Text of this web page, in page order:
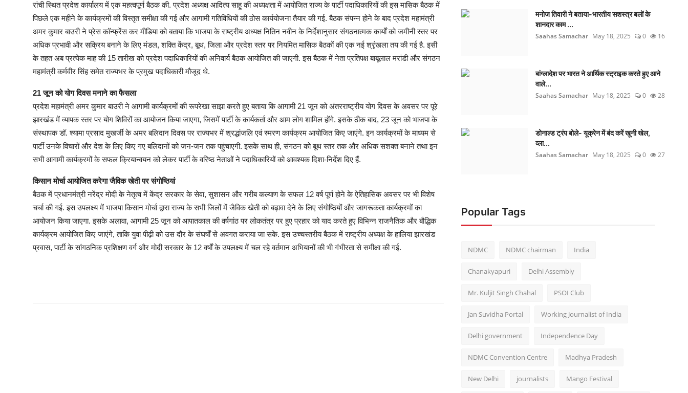
रांची स्थित प्रदेश कार्यालय में एक महत्वपूर्ण बैठक की. प्रदेश अध्यक्ष आदित्य साहू की अध्यक्षता में आयोजित राज्य के पार्टी पदाधिकारियों की इस मासिक बैठक में
पिछले एक महीने के कार्यक्रमों की विस्तृत समीक्षा की गई और आगामी गतिविधियों की ठोस कार्ययोजना तैयार की गई. बैठक संपन्न होने के बाद प्रदेश महामंत्री
अमर कुमार बाउरी ने प्रेस कॉन्फ्रेंस कर मीडिया को बताया कि भाजपा के राष्ट्रीय अध्यक्ष नितिन नवीन के निर्देशानुसार संगठनात्मक कार्यों को जमीनी स्तर पर
अधिक प्रभावी और सक्रिय बनाने के लिए मंडल, शक्ति केंद्र, बूथ, जिला और प्रदेश स्तर पर नियमित मासिक बैठकों की एक नई श्रृंखला तय की गई है. इसी
के तहत अब प्रत्येक माह की 15 तारीख को प्रदेश पदाधिकारियों की अनिवार्य बैठक आयोजित की जाएगी. इस बैठक में नेता प्रतिपक्ष बाबूलाल मरांडी और संगठन
महामंत्री कर्मवीर सिंह समेत राज्यभर के प्रमुख पदाधिकारी मौजूद थे.
21 जून को योग दिवस मनाने का फैसला
प्रदेश महामंत्री अमर कुमार बाउरी ने आगामी कार्यक्रमों की रूपरेखा साझा करते हुए बताया कि आगामी 21 जून को अंतरराष्ट्रीय योग दिवस के अवसर पर पूरे
झारखंड में व्यापक स्तर पर योग शिविरों का आयोजन किया जाएगा, जिसमें पार्टी के कार्यकर्ता और आम लोग शामिल होंगे. इसके ठीक बाद, 23 जून को भाजपा के
संस्थापक डॉ. श्यामा प्रसाद मुखर्जी के अमर बलिदान दिवस पर राज्यभर में श्रद्धांजलि एवं स्मरण कार्यक्रम आयोजित किए जाएंगे. इन कार्यक्रमों के माध्यम से
पार्टी उनके विचारों और देश के लिए किए गए बलिदानों को जन-जन तक पहुंचाएगी. इसके साथ ही, संगठन को बूथ स्तर तक और अधिक सशक्त बनाने तथा इन
सभी आगामी कार्यक्रमों के सफल क्रियान्वयन को लेकर पार्टी के वरिष्ठ नेताओं ने पदाधिकारियों को आवश्यक दिशा-निर्देश दिए हैं.
किसान मोर्चा आयोजित करेगा जैविक खेती पर संगोष्ठियां
बैठक में प्रधानमंत्री नरेंद्र मोदी के नेतृत्व में केंद्र सरकार के सेवा, सुशासन और गरीब कल्याण के सफल 12 वर्ष पूर्ण होने के ऐतिहासिक अवसर पर भी विशेष
चर्चा की गई. इस उपलक्ष्य में भाजपा किसान मोर्चा द्वारा राज्य के सभी जिलों में जैविक खेती को बढ़ावा देने के लिए संगोष्ठियों और जागरूकता कार्यक्रमों का
आयोजन किया जाएगा. इसके अलावा, आगामी 25 जून को आपातकाल की वर्षगांठ पर लोकतंत्र पर हुए प्रहार को याद करते हुए विभिन्न राजनैतिक और बौद्धिक
कार्यक्रम आयोजित किए जाएंगे, ताकि युवा पीढ़ी को उस दौर के संघर्षों से अवगत कराया जा सके. इस उच्चस्तरीय बैठक में राष्ट्रीय अध्यक्ष के हालिया झारखंड
प्रवास, पार्टी के सांगठनिक प्रशिक्षण वर्ग और मोदी सरकार के 12 वर्षों के उपलक्ष्य में चल रहे वर्तमान अभियानों की भी गंभीरता से समीक्षा की गई.
मनोज तिवारी ने बताया-भारतीय सशस्त्र बलों के
शानदार काम ...
Saahas Samachar May 18, 2025 0 16
बांग्लादेश पर भारत ने आर्थिक स्ट्राइक करते हुए आने
वाले...
Saahas Samachar May 18, 2025 0 28
डोनाल्ड ट्रंप बोले- यूक्रेन में बंद करें खूनी खेल,
व्ला...
Saahas Samachar May 18, 2025 0 27
Popular Tags
NDMC NDMC chairman India
Chanakyapuri Delhi Assembly
Mr. Kuljit Singh Chahal PSOI Club
Jan Suvidha Portal Working Journalist of India
Delhi government Independence Day
NDMC Convention Centre Madhya Pradesh
New Delhi journalists Mango Festival